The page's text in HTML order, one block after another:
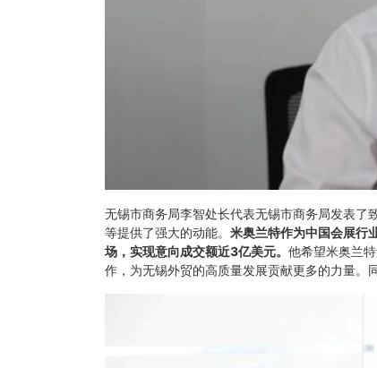
无锡市商务局李智处长代表无锡市商务局发表了
等提供了强大的动能。 米奥兰特作为中国会展行
场，实现意向成交额近3亿美元。 他希望米奥兰
作，为无锡外贸的高质量发展贡献更多的力量。